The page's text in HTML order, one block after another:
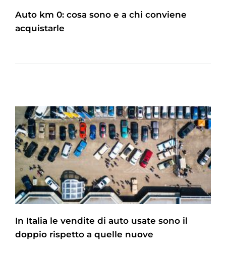
Auto km 0: cosa sono e a chi conviene
acquistarle
In Italia le vendite di auto usate sono il
doppio rispetto a quelle nuove